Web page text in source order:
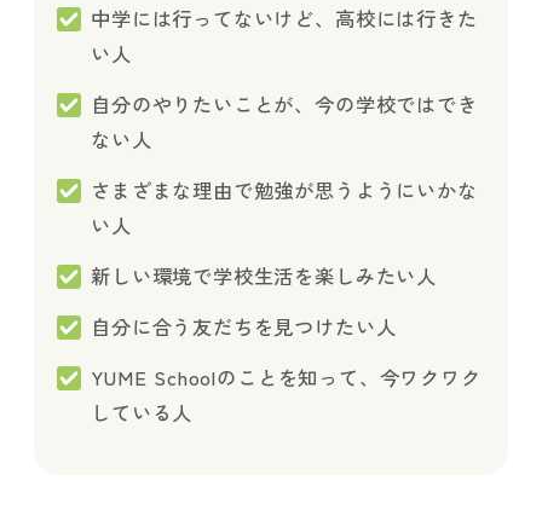
中学には行ってないけど、高校には行きた
い人
自分のやりたいことが、今の学校ではでき
ない人
さまざまな理由で勉強が思うようにいかな
い人
新しい環境で学校生活を楽しみたい人
自分に合う友だちを見つけたい人
YUME Schoolのことを知って、今ワクワク
している人